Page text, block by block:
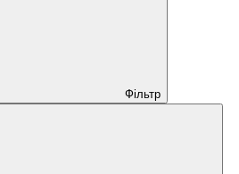
Фільтр